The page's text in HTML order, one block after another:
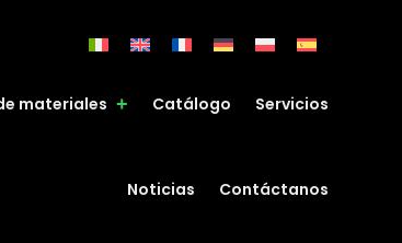
materiales Catálogo Servicios
Noticias Contáctanos